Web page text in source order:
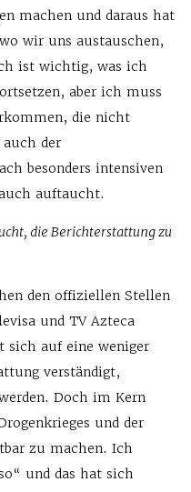
machen und daraus hat
wir uns austauschen,
ist wichtig, was ich
aber ich muss
die nicht
der
besonders intensiven
auftaucht.
die Berichterstattung zu
den offiziellen Stellen
und TV Azteca
sich auf eine weniger
verständigt,
Doch im Kern
und der
zu machen. Ich
und das hat sich